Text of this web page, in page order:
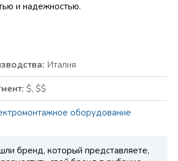
и надежностью.
Италия
$, $$
оборудование
бренд, который представляете,